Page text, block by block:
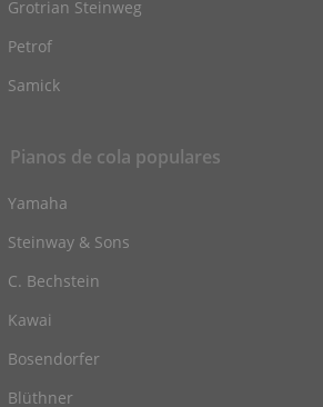
Grotrian Steinweg
Petrof
Samick
Pianos de cola populares
Yamaha
Steinway & Sons
C. Bechstein
Kawai
Bosendorfer
Blüthner